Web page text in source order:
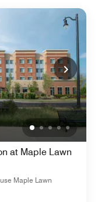
at Maple Lawn
Maple Lawn